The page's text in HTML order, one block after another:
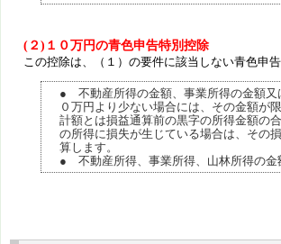
(２)１０万円の青色申告特別控除
この控除は、（１）の要件に該当しない青色申告
● 不動産所得の金額、事業所得の金額又
０万円より少ない場合には、その金額が
計額とは損益通算前の黒字の所得金額の
の所得に損失が生じている場合は、その
算します。
● 不動産所得、事業所得、山林所得の金